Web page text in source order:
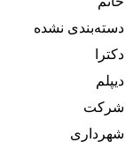
دسته‌بندی نشده
دکترا
دیپلم
شرکت
شهرداری